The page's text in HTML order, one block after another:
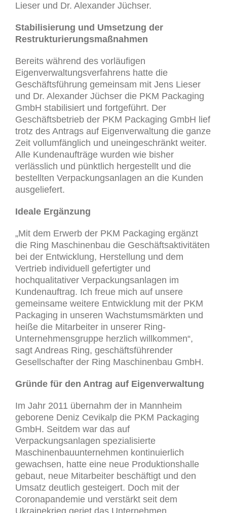
Lieser und Dr. Alexander Jüchser.
Stabilisierung und Umsetzung der
Restrukturierungsmaßnahmen
Bereits während des vorläufigen
Eigenverwaltungsverfahrens hatte die
Geschäftsführung gemeinsam mit Jens Lieser
und Dr. Alexander Jüchser die PKM Packaging
GmbH stabilisiert und fortgeführt. Der
Geschäftsbetrieb der PKM Packaging GmbH lief
trotz des Antrags auf Eigenverwaltung die ganze
Zeit vollumfänglich und uneingeschränkt weiter.
Alle Kundenaufträge wurden wie bisher
verlässlich und pünktlich hergestellt und die
bestellten Verpackungsanlagen an die Kunden
ausgeliefert.
Ideale Ergänzung
„Mit dem Erwerb der PKM Packaging ergänzt
die Ring Maschinenbau die Geschäftsaktivitäten
bei der Entwicklung, Herstellung und dem
Vertrieb individuell gefertigter und
hochqualitativer Verpackungsanlagen im
Kundenauftrag. Ich freue mich auf unsere
gemeinsame weitere Entwicklung mit der PKM
Packaging in unseren Wachstumsmärkten und
heiße die Mitarbeiter in unserer Ring-
Unternehmensgruppe herzlich willkommen“,
sagt Andreas Ring, geschäftsführender
Gesellschafter der Ring Maschinenbau GmbH.
Gründe für den Antrag auf Eigenverwaltung
Im Jahr 2011 übernahm der in Mannheim
geborene Deniz Cevikalp die PKM Packaging
GmbH. Seitdem war das auf
Verpackungsanlagen spezialisierte
Maschinenbauunternehmen kontinuierlich
gewachsen, hatte eine neue Produktionshalle
gebaut, neue Mitarbeiter beschäftigt und den
Umsatz deutlich gesteigert. Doch mit der
Coronapandemie und verstärkt seit dem